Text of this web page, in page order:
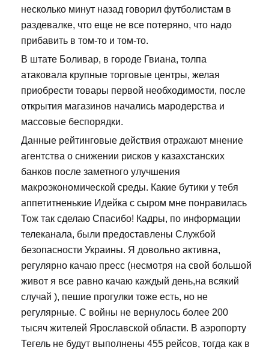
несколько минут назад говорил футболистам в
раздевалке, что еще не все потеряно, что надо
прибавить в том-то и том-то.
В штате Боливар, в городе Гвиана, толпа
атаковала крупные торговые центры, желая
приобрести товары первой необходимости, после
открытия магазинов начались мародерства и
массовые беспорядки.
Данные рейтинговые действия отражают мнение
агентства о снижении рисков у казахстанских
банков после заметного улучшения
макроэкономической среды. Какие бутики у тебя
аппетитненькие Идейка с сыром мне понравилась
Тож так сделаю Спасибо! Кадры, по информации
телеканала, были предоставлены Службой
безопасности Украины. Я довольно активна,
регулярно качаю пресс (несмотря на свой большой
живот я все равно качаю каждый день,на всякий
случай ), пешие прогулки тоже есть, но не
регулярные. С войны не вернулось более 200
тысяч жителей Ярославской области. В аэропорту
Тегель не будут выполнены 455 рейсов, тогда как в